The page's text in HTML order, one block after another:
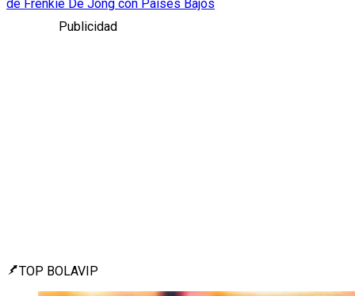
de Frenkie De Jong con Países Bajos
Publicidad
TOP BOLAVIP